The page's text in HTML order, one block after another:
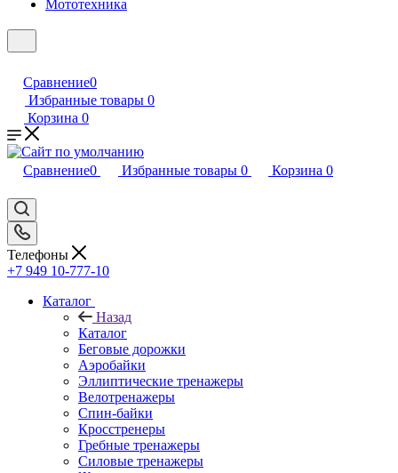
Мототехника
Сравнение0
Избранные товары 0
Корзина 0
Сравнение0 Избранные товары 0 Корзина 0
Телефоны
+7 949 10-777-10
Каталог
Назад
Каталог
Беговые дорожки
Аэробайки
Эллиптические тренажеры
Велотренажеры
Спин-байки
Кросстренеры
Гребные тренажеры
Силовые тренажеры